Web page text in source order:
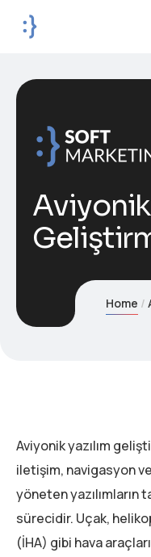
Aviyonik
Home
Aviyonik yazılım
iletişim, navigasyon
yöneten yazılımların
sürecidir. Uçak,
(İHA) gibi hava